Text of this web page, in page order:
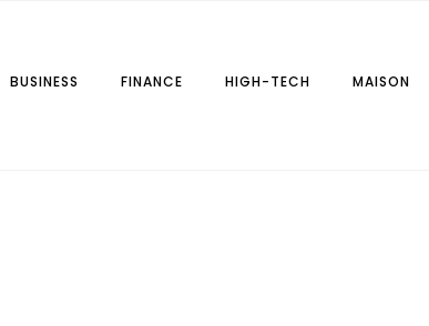
BUSINESS FINANCE HIGH-TECH MAISON